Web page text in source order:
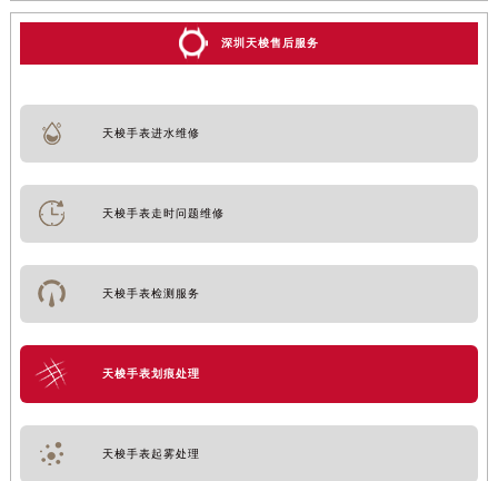
深圳天梭售后服务
天梭手表进水维修
天梭手表走时问题维修
天梭手表检测服务
天梭手表划痕处理
天梭手表起雾处理